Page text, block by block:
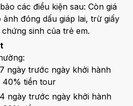
các điều kiện sau: Còn giá
đóng dấu giáp lai, trừ giấy
sinh của trẻ em.
7 ngày trước ngày khởi hành
40% tiền tour
4 ngày trước ngày khởi hành